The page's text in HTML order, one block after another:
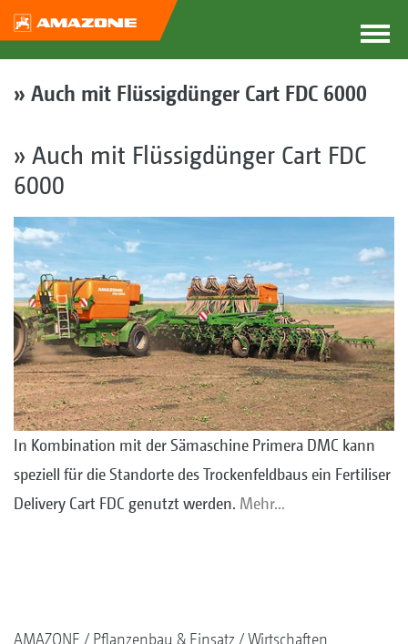
» Auch mit Flüssigdünger Cart FDC 6000
» Auch mit Flüssigdünger Cart FDC
6000
In Kombination mit der Sämaschine Primera DMC kann
speziell für die Standorte des Trockenfeldbaus ein Fertiliser
Delivery Cart FDC genutzt werden. Mehr…
AMAZONE Pflanzenbau & Einsatz Wirtschaften